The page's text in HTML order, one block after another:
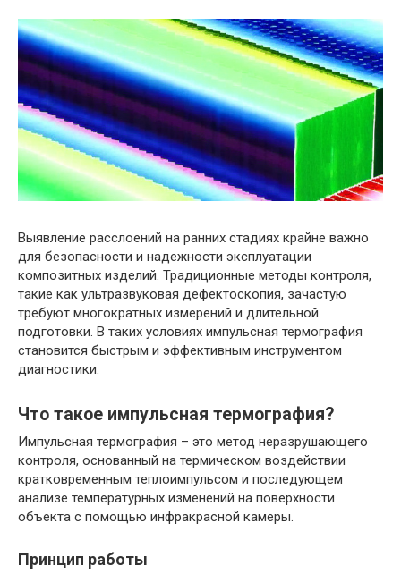
Выявление расслоений на ранних стадиях крайне важно
для безопасности и надежности эксплуатации
композитных изделий. Традиционные методы контроля,
такие как ультразвуковая дефектоскопия, зачастую
требуют многократных измерений и длительной
подготовки. В таких условиях импульсная термография
становится быстрым и эффективным инструментом
диагностики.
Что такое импульсная термография?
Импульсная термография – это метод неразрушающего
контроля, основанный на термическом воздействии
кратковременным теплоимпульсом и последующем
анализе температурных изменений на поверхности
объекта с помощью инфракрасной камеры.
Принцип работы